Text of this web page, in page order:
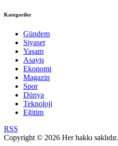
Kategoriler
Gündem
Siyaset
Yaşam
Asayiş
Ekonomi
Magazin
Spor
Dünya
Teknoloji
Eğitim
RSS
Copyright © 2026 Her hakkı saklıdır.